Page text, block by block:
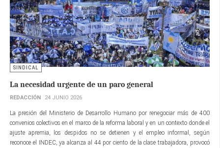
SINDICAL
La necesidad urgente de un paro general
REDACCIÓN 24 JUNIO 2026
La presión del Ministerio de Desarrollo Humano por renegociar más de 400
convenios colectivos en el marco de la reforma laboral y en un contexto donde el
ajuste apremia, los despidos no se detienen y el empleo informal, según
reconoce el INDEC, ya alcanza al 44 por ciento de la clase trabajadora, provocó